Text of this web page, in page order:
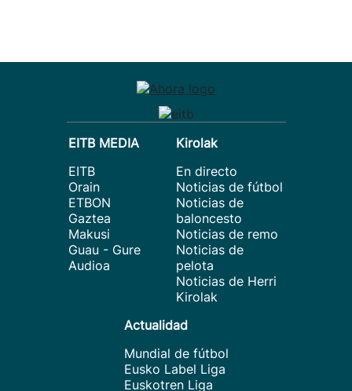
EITB MEDIA
EITB
Orain
ETBON
Gaztea
Makusi
Guau - Gure
Audioa
Kirolak
En directo
Noticias de fútbol
Noticias de
baloncesto
Noticias de remo
Noticias de
pelota
Noticias de Herri
Kirolak
Actualidad
Mundial de fútbol
Eusko Label Liga
Euskotren Liga